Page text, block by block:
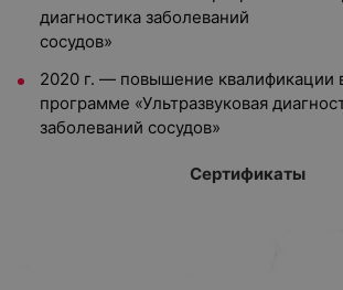
диагностика заболеваний
сосудов»
2020 г. — повышение квалификации
программе «Ультразвуковая
заболеваний сосудов»
Сертификаты